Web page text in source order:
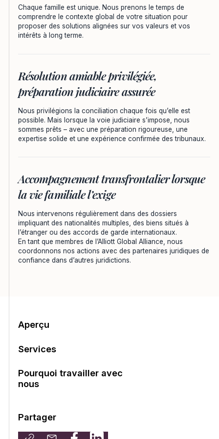
Chaque famille est unique. Nous prenons le temps de
comprendre le contexte global de votre situation pour
proposer des solutions alignées sur vos valeurs et vos
intérêts à long terme.
Résolution amiable privilégiée,
préparation judiciaire assurée
Nous privilégions la conciliation chaque fois qu’elle est
possible. Mais lorsque la voie judiciaire s’impose, nous
sommes prêts – avec une préparation rigoureuse, une
expertise solide et une expérience confirmée des tribunaux.
Accompagnement transfrontalier lorsque
la vie familiale l’exige
Nous intervenons régulièrement dans des dossiers
impliquant des nationalités multiples, des biens situés à
l’étranger ou des accords de garde internationaux.
En tant que membres de l’Alliott Global Alliance , nous
coordonnons nos actions avec des partenaires juridiques de
confiance dans d’autres juridictions.
Table des matières
Aperçu
Services
Pourquoi travailler avec
nous
Partager